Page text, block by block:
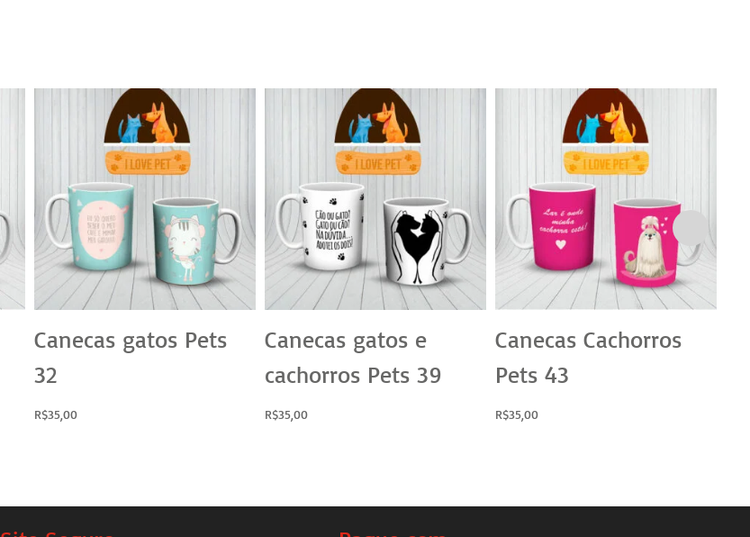
Canecas gatos Pets
32
R$35,00
Canecas gatos e
cachorros Pets 39
R$35,00
Canecas Cachorros
Pets 43
R$35,00